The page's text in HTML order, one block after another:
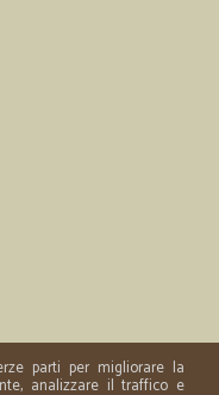
parti per migliorare la
analizzare il traffico e